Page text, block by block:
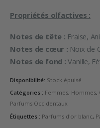
Propriétés olfactives :
Notes de tête : Fraise,
Notes de cœur : Noix de
Notes de fond : Vanille,
Disponibilité: Stock épuisé
Catégories : Femmes, Hommes,
Parfums Occidentaux
Étiquettes : Parfums d'or blanc,